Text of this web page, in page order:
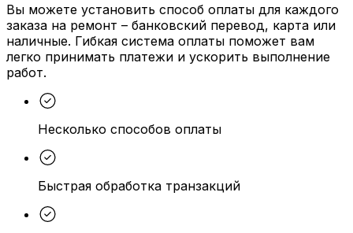
Вы можете установить способ оплаты для каждого
заказа на ремонт – банковский перевод, карта или
наличные. Гибкая система оплаты поможет вам
легко принимать платежи и ускорить выполнение
работ.
Несколько способов оплаты
Быстрая обработка транзакций